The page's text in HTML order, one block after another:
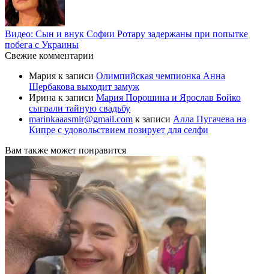
Видео: Сын и внук Софии Ротару задержаны при попытке
побега с Украины
Свежие комментарии
Мария к записи Олимпийская чемпионка Анна
Щербакова выходит замуж
Ирина к записи Мария Порошина и Ярослав Бойко
сыграли тайную свадьбу
marinkaaasmir@gmail.com к записи Алла Пугачева на
Кипре с удовольствием позирует для селфи
Вам также может понравится